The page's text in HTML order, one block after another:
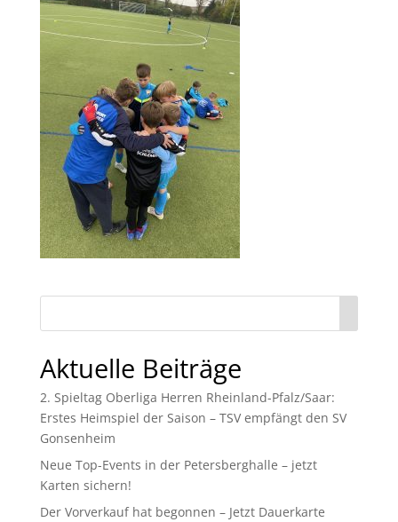
Aktuelle Beiträge
2. Spieltag Oberliga Herren Rheinland-Pfalz/Saar:
Erstes Heimspiel der Saison – TSV empfängt den SV
Gonsenheim
Neue Top-Events in der Petersberghalle – jetzt
Karten sichern!
Der Vorverkauf hat begonnen – Jetzt Dauerkarte